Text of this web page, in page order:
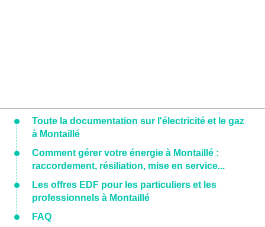
Toute la documentation sur l'électricité et le gaz
à Montaillé
Comment gérer votre énergie à Montaillé :
raccordement, résiliation, mise en service...
Les offres EDF pour les particuliers et les
professionnels à Montaillé
FAQ